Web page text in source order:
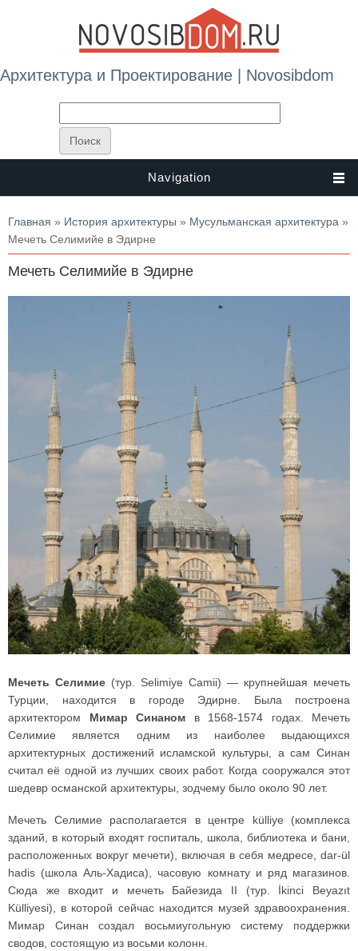
Архитектура и Проектирование | Novosibdom
Navigation
Вы здесь
Главная » История архитектуры » Мусульманская архитектура »
Мечеть Селимийе в Эдирне
Мечеть Селимийе в Эдирне
Мечеть Селимие (тур. Selimiye Camii) — крупнейшая мечеть
Турции, находится в городе Эдирне. Была построена
архитектором Мимар Синаном в 1568-1574 годах. Мечеть
Селимие является одним из наиболее выдающихся
архитектурных достижений исламской культуры, а сам Синан
считал её одной из лучших своих работ. Когда сооружался этот
шедевр османской архитектуры, зодчему было около 90 лет.
Мечеть Селимие располагается в центре külliye (комплекса
зданий, в который входят госпиталь, школа, библиотека и бани,
расположенных вокруг мечети), включая в себя медресе, dar-ül
hadis (школа Аль-Хадиса), часовую комнату и ряд магазинов.
Сюда же входит и мечеть Байезида II (тур. İkinci Beyazıt
Külliyesi), в которой сейчас находится музей здравоохранения.
Мимар Синан создал восьмиугольную систему поддержки
сводов, состоящую из восьми колонн.